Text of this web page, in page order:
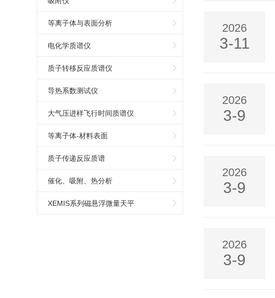
等离子体与表面分析
电化学质谱仪
质子转移反应质谱仪
导热系数测试仪
大气压进样飞行时间质谱仪
等离子体-材料表面
质子传递反应质谱
催化、吸附、热分析
XEMIS系列磁悬浮微量天平
2026
3-11
2026
3-9
2026
3-9
2026
3-9